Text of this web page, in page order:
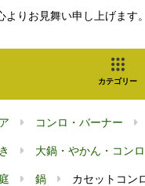
よりお見舞い申し上げ
カテゴリー
コンロ・バーナー
大鍋・やかん・コンロ
鍋 カセットコン